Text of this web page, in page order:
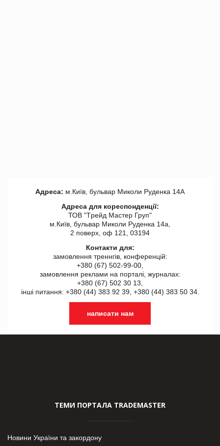
Адреса: м.Київ, бульвар Миколи Руденка 14А
Адреса для кореспонденції:
ТОВ "Tрейд Мастер Груп"
м.Київ, бульвар Миколи Руденка 14а,
2 поверх, оф 121, 03194
Контакти для:
замовлення треннгів, конференцій:
+380 (67) 502-99-00,
замовлення реклами на порталі, журналах:
+380 (67) 502 30 13,
інші питання: +380 (44) 383 92 39, +380 (44) 383 50 34.
написати нам
ТЕМИ ПОРТАЛА TRADEMASTER
Новини України та закордону